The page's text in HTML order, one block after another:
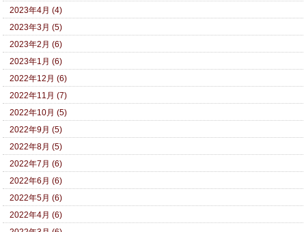
2023年4月 (4)
2023年3月 (5)
2023年2月 (6)
2023年1月 (6)
2022年12月 (6)
2022年11月 (7)
2022年10月 (5)
2022年9月 (5)
2022年8月 (5)
2022年7月 (6)
2022年6月 (6)
2022年5月 (6)
2022年4月 (6)